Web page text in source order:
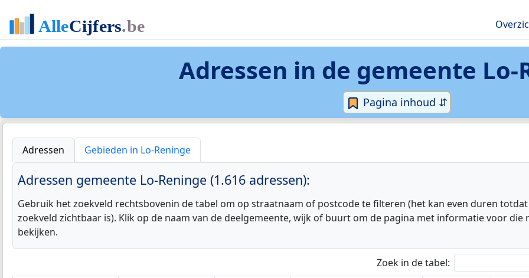
Adressen in de gemeente Lo-
Pagina inhoud ⇵
Adressen Gebieden in Lo-Reninge
Adressen gemeente Lo-Reninge (1.616 adressen):
Gebruik het zoekveld rechtsbovenin de tabel om op straatnaam of postcode te filteren (het kan even duren
zoekveld zichtbaar is). Klik op de naam van de deelgemeente, wijk of buurt om de pagina met informatie voor die
bekijken.
Zoek in de tabel: